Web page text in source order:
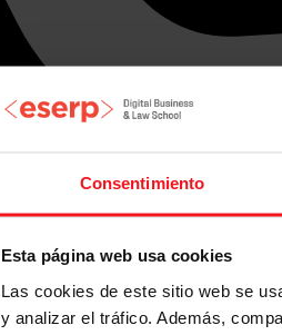
Consentimiento
Esta página web usa cookies
Las cookies de este sitio web se
y analizar el tráfico. Además,